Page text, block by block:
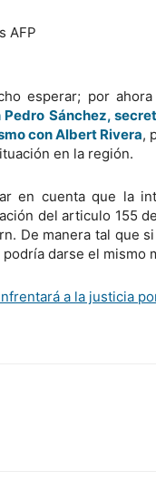
esperar; por
Sánchez,
con Albert Rivera,
en la región.
en cuenta que la
del articulo 155
De manera tal que
darse el mismo
a la justicia